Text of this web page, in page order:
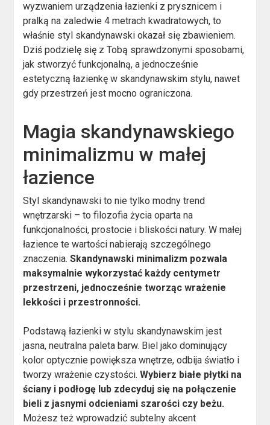
wyzwaniem urządzenia łazienki z prysznicem i
pralką na zaledwie 4 metrach kwadratowych, to
właśnie styl skandynawski okazał się zbawieniem.
Dziś podzielę się z Tobą sprawdzonymi sposobami,
jak stworzyć funkcjonalną, a jednocześnie
estetyczną łazienkę w skandynawskim stylu, nawet
gdy przestrzeń jest mocno ograniczona.
Magia skandynawskiego
minimalizmu w małej
łazience
Styl skandynawski to nie tylko modny trend
wnętrzarski – to filozofia życia oparta na
funkcjonalności, prostocie i bliskości natury. W małej
łazience te wartości nabierają szczególnego
znaczenia.Skandynawski minimalizm pozwala
maksymalnie wykorzystać każdy centymetr
przestrzeni, jednocześnie tworząc wrażenie
lekkości i przestronności.
Podstawą łazienki w stylu skandynawskim jest
jasna, neutralna paleta barw. Biel jako dominujący
kolor optycznie powiększa wnętrze, odbija światło i
tworzy wrażenie czystości.Wybierz białe płytki na
ściany i podłogę lub zdecyduj się na połączenie
bieli z jasnymi odcieniami szarości czy beżu.
Możesz też wprowadzić subtelny akcent